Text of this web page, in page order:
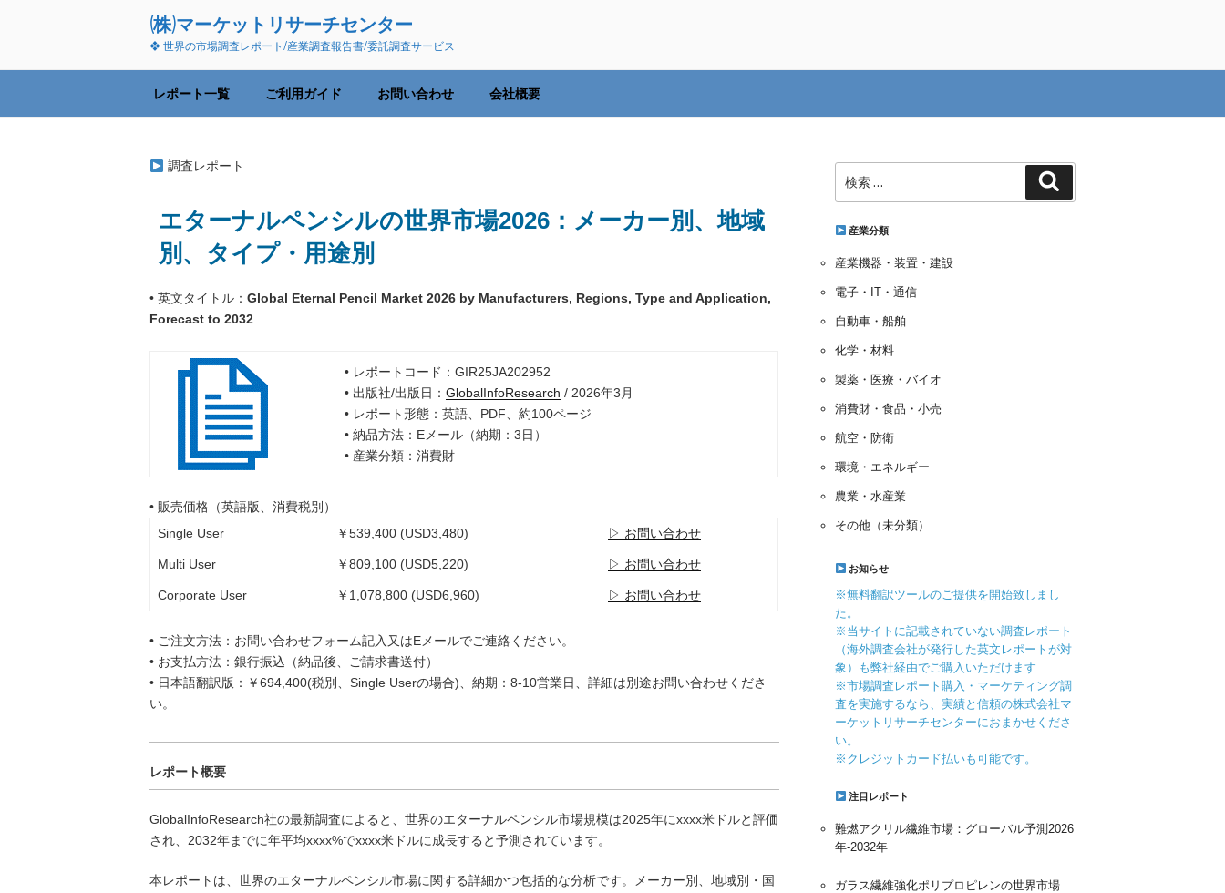
ン
へ
(株)マーケットリサーチセンター
❖ 世界の市場調査レポート/産業調査報告書/委託調査サービス
レポート一覧 ご利用ガイド お問い合わせ 会社概要
調査レポート
エターナルペンシルの世界市場2026：メーカー別、地域
別、タイプ・用途別
• 英文タイトル： Global Eternal Pencil Market 2026 by Manufacturers, Regions, Type and Application,
Forecast to 2032
• レポートコード：GIR25JA202952
• 出版社/出版日： GlobalInfoResearch / 2026年3月
• レポート形態：英語、PDF、約100ページ
• 納品方法：Eメール（納期：3日）
• 産業分類：消費財
• 販売価格（英語版、消費税別）
Single User
￥539,400 (USD3,480) ▷ お問い合わせ
Multi User ￥809,100 (USD5,220) ▷ お問い合わせ
Corporate User ￥1,078,800 (USD6,960) ▷ お問い合わせ
• ご注文方法：お問い合わせフォーム記入又はEメールでご連絡ください。
• お支払方法：銀行振込（納品後、ご請求書送付）
• 日本語翻訳版：￥694,400(税別、Single Userの場合)、納期：8-10営業日、詳細は別途お問い合わせくださ
い。
レポート概要
GlobalInfoResearch社の最新調査によると、世界のエターナルペンシル市場規模は2025年にxxxx米ドルと評価
され、2032年までに年平均xxxx%でxxxx米ドルに成長すると予測されています。
本レポートは、世界のエターナルペンシル市場に関する詳細かつ包括的な分析です。メーカー別、地域別・国
索:
産業分類
産業機器・装置・建設
電子・IT・通信
自動車・船舶
化学・材料
製薬・医療・バイオ
消費財・食品・小売
航空・防衛
環境・エネルギー
農業・水産業
その他（未分類）
お知らせ
※無料翻訳ツールのご提供を開始致しまし
た。
※当サイトに記載されていない調査レポート
（海外調査会社が発行した英文レポートが対
象）も弊社経由でご購入いただけます
※市場調査レポート購入・マーケティング調
査を実施するなら、実績と信頼の株式会社マ
ーケットリサーチセンターにおまかせくださ
い。
※クレジットカード払いも可能です。
注目レポート
難燃アクリル繊維市場：グローバル予測2026
年-2032年
ガラス繊維強化ポリプロピレンの世界市場